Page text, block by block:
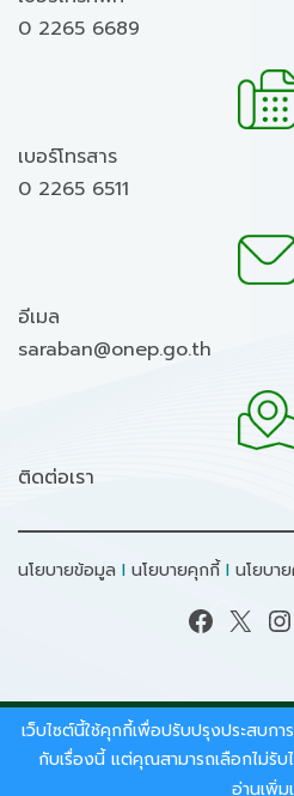
0 2265 6689
เบอร์โทรสาร
0 2265 6511
อีเมล
saraban@onep.go.th
ติดต่อเรา
นโยบายข้อมูล I นโยบายคุกกี้ I นโยบา
Facebook X Instagram
สงวนลิขสิทธิ์ © 2026 - สำ
ทรัพยากรธรรมชาติแ
เว็บไซต์นี้ใช้คุกกี้เพื่อปรับปรุงประสบ
กับเรื่องนี้ แต่คุณสามารถเลือกไม่รับ
อ่านเพิ่ม